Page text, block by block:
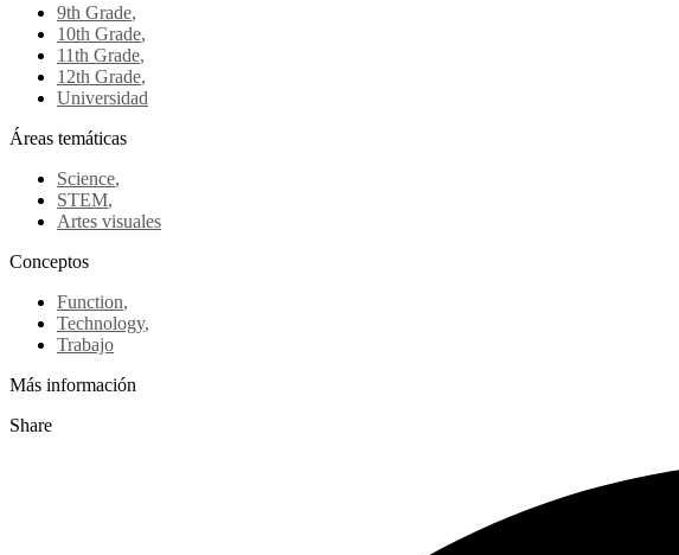
9th Grade,
10th Grade,
11th Grade,
12th Grade,
Universidad
Áreas temáticas
Science,
STEM,
Artes visuales
Conceptos
Function,
Technology,
Trabajo
Más información
Share